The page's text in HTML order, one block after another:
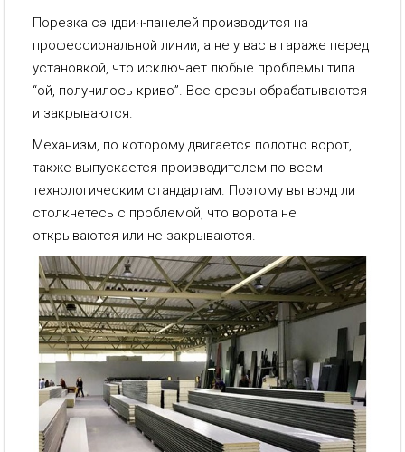
Порезка сэндвич-панелей производится на
профессиональной линии, а не у вас в гараже перед
установкой, что исключает любые проблемы типа
“ой, получилось криво”. Все срезы обрабатываются
и закрываются.
Механизм, по которому двигается полотно ворот,
также выпускается производителем по всем
технологическим стандартам. Поэтому вы вряд ли
столкнетесь с проблемой, что ворота не
открываются или не закрываются.